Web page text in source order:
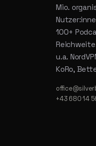
Mio.
100+
u.a.
KoRo,
+43 680 14